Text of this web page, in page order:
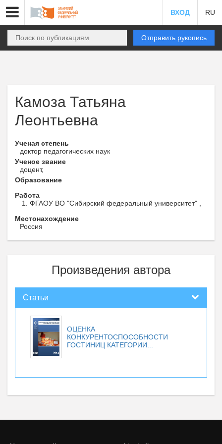
ВХОД RU
Отправить рукопись
Камоза Татьяна
Леонтьевна
Ученая степень
доктор педагогических наук
Ученое звание
доцент,
Образование
Работа
ФГАОУ ВО "Сибирский федеральный университет" ,
Местонахождение
Россия
Произведения автора
Статьи
ОЦЕНКА
КОНКУРЕНТОСПОСОБНОСТИ
ГОСТИНИЦ КАТЕГОРИИ...